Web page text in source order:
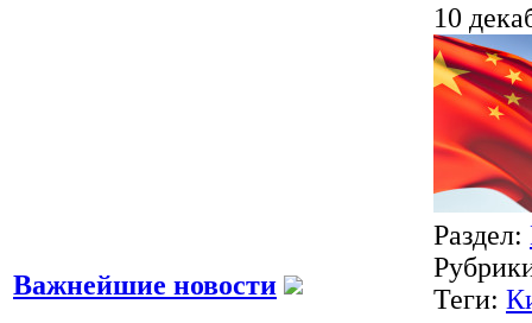
Важнейшие новости
10
Раздел:
Теги: